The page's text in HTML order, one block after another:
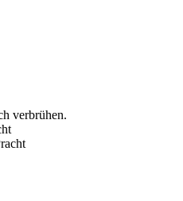
verbrühen.